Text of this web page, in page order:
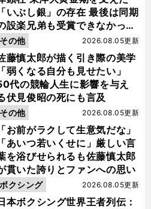
「いぶし銀」の存在 最後は同期
設楽兄弟も受賞できなかった
金栗杯に輝く
藤慎太郎が描く引き際の美学
「弱くなる自分も見せたい」
代の競輪人生に影響を与え
伏見俊昭の死にも言及
2026.08.05更新
その他
「お前がラクして生意気だな」
「あいつ若いくせに」厳しい言
を浴びせられるも佐藤慎太郎
貫いた誇りとファンへの思い
2026.08.05更新
その他
本ボクシング世界王者列伝：
2026.08.05更新
ボクシング